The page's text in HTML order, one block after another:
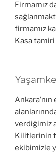
Firmamız
firmamız
Kasa tamiri
verdiğimiz
Kilitlerinin
ekibimizle